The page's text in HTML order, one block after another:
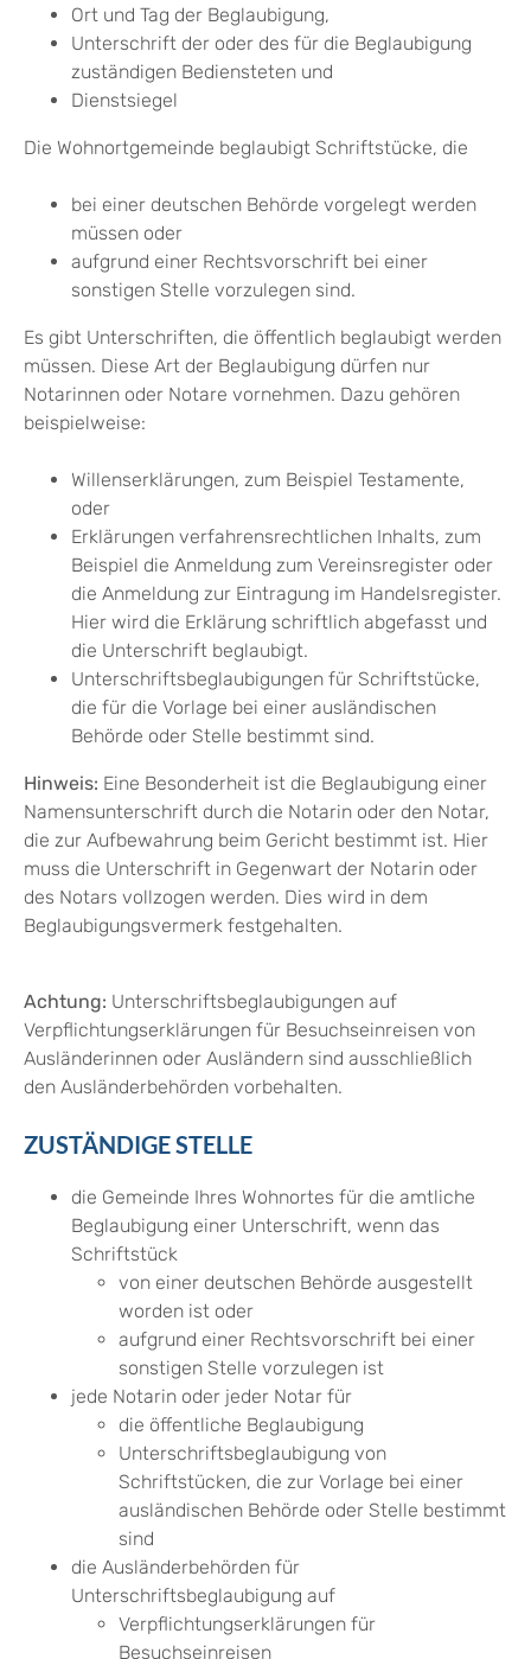
Ort und Tag der Beglaubigung,
Unterschrift der oder des für die Beglaubigung
zuständigen Bediensteten und
Dienstsiegel
Die Wohnortgemeinde beglaubigt Schriftstücke, die
bei einer deutschen Behörde vorgelegt werden
müssen oder
aufgrund einer Rechtsvorschrift bei einer
sonstigen Stelle vorzulegen sind.
Es gibt Unterschriften, die öffentlich beglaubigt werden
müssen. Diese Art der Beglaubigung dürfen nur
Notarinnen oder Notare vornehmen. Dazu gehören
beispielweise:
Willenserklärungen, zum Beispiel Testamente,
oder
Erklärungen verfahrensrechtlichen Inhalts, zum
Beispiel die Anmeldung zum Vereinsregister oder
die Anmeldung zur Eintragung im Handelsregister.
Hier wird die Erklärung schriftlich abgefasst und
die Unterschrift beglaubigt.
Unterschriftsbeglaubigungen für Schriftstücke,
die für die Vorlage bei einer ausländischen
Behörde oder Stelle bestimmt sind.
Hinweis: Eine Besonderheit ist die Beglaubigung einer
Namensunterschrift durch die Notarin oder den Notar,
die zur Aufbewahrung beim Gericht bestimmt ist. Hier
muss die Unterschrift in Gegenwart der Notarin oder
des Notars vollzogen werden. Dies wird in dem
Beglaubigungsvermerk festgehalten.
Achtung: Unterschriftsbeglaubigungen auf
Verpflichtungserklärungen für Besuchseinreisen von
Ausländerinnen oder Ausländern sind ausschließlich
den Ausländerbehörden vorbehalten.
ZUSTÄNDIGE STELLE
die Gemeinde Ihres Wohnortes für die amtliche
Beglaubigung einer Unterschrift, wenn das
Schriftstück
von einer deutschen Behörde ausgestellt
worden ist oder
aufgrund einer Rechtsvorschrift bei einer
sonstigen Stelle vorzulegen ist
jede Notarin oder jeder Notar für
die öffentliche Beglaubigung
Unterschriftsbeglaubigung von
Schriftstücken, die zur Vorlage bei einer
ausländischen Behörde oder Stelle bestimmt
sind
die Ausländerbehörden für
Unterschriftsbeglaubigung auf
Verpflichtungserklärungen für
Besuchseinreisen